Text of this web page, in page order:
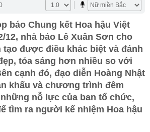
báo Chung kết Hoa hậu Việt
12, nhà báo Lê Xuân Sơn cho
tạo được điều khác biệt và đánh
tỏa sáng hơn nhiều so với
cạnh đó, đạo diễn Hoàng Nhật
khấu và chương trình đêm
nỗ lực của ban tổ chức,
tìm ra người kế nhiệm Hoa hậu